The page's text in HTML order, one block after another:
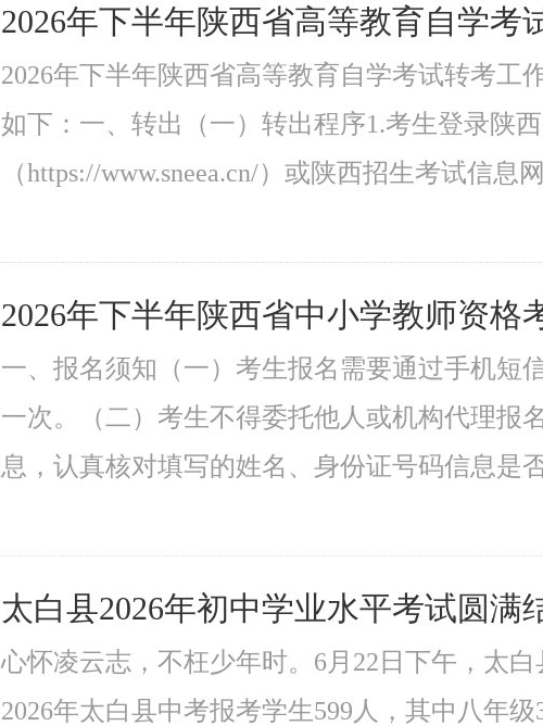
2026年下半年陕西省高等教育自学考
2026年下半年陕西省高等教育自学考试转考工
如下：一、转出（一）转出程序1.考生登录陕
（https://www.sneea.cn/）或陕西招生考试信息
2026年下半年陕西省中小学教师资格
一、报名须知（一）考生报名需要通过手机短
一次。（二）考生不得委托他人或机构代理报
息，认真核对填写的姓名、身份证号码信息是
太白县2026年初中学业水平考试圆满
心怀凌云志，不枉少年时。6月22日下午，太白
2026年太白县中考报考学生599人，其中八年